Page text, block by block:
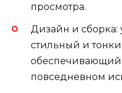
просмотра.
Дизайн и сборка:
стильный и
обеспечивающий
повседневном